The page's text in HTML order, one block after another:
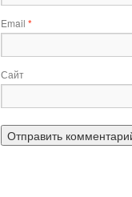
Email *
Сайт